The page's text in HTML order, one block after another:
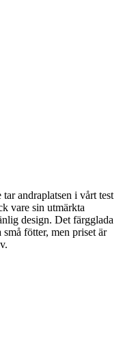
andraplatsen i vårt test
vare sin utmärkta
design. Det färgglada
fötter, men priset är